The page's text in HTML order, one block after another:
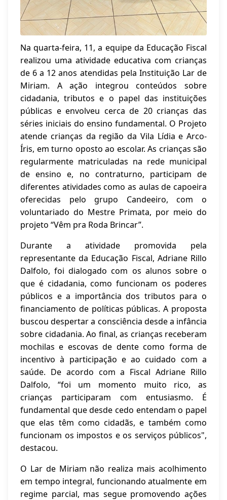
Na quarta-feira, 11, a equipe da Educação Fiscal
realizou uma atividade educativa com crianças
de 6 a 12 anos atendidas pela Instituição Lar de
Miriam. A ação integrou conteúdos sobre
cidadania, tributos e o papel das instituições
públicas e envolveu cerca de 20 crianças das
séries iniciais do ensino fundamental. O Projeto
atende crianças da região da Vila Lídia e Arco-
Íris, em turno oposto ao escolar. As crianças são
regularmente matriculadas na rede municipal
de ensino e, no contraturno, participam de
diferentes atividades como as aulas de capoeira
oferecidas pelo grupo Candeeiro, com o
voluntariado do Mestre Primata, por meio do
projeto “Vêm pra Roda Brincar”.
Durante a atividade promovida pela
representante da Educação Fiscal, Adriane Rillo
Dalfolo, foi dialogado com os alunos sobre o
que é cidadania, como funcionam os poderes
públicos e a importância dos tributos para o
financiamento de políticas públicas. A proposta
buscou despertar a consciência desde a infância
sobre cidadania. Ao final, as crianças receberam
mochilas e escovas de dente como forma de
incentivo à participação e ao cuidado com a
saúde. De acordo com a Fiscal Adriane Rillo
Dalfolo, “foi um momento muito rico, as
crianças participaram com entusiasmo. É
fundamental que desde cedo entendam o papel
que elas têm como cidadãs, e também como
funcionam os impostos e os serviços públicos",
destacou.
O Lar de Miriam não realiza mais acolhimento
em tempo integral, funcionando atualmente em
regime parcial, mas segue promovendo ações